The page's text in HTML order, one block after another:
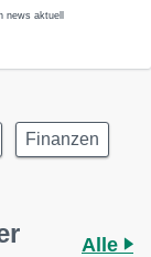
news aktuell
Finanzen
Alle